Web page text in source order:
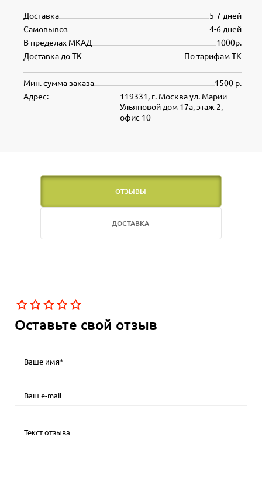
5-7 дней
Доставка
4-6 дней
Самовывоз
1000р.
В пределах МКАД
По тарифам ТК
Доставка до ТК
1500 р.
Мин. сумма заказа
119331, г. Москва ул. Марии
Ульяновой дом 17а, этаж 2,
офис 10
Адрес:
ОТЗЫВЫ
ДОСТАВКА
Оставьте свой отзыв